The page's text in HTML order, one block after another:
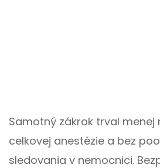
Samotný zákrok trval menej
celkovej anestézie a bez
sledovania v nemocnici.